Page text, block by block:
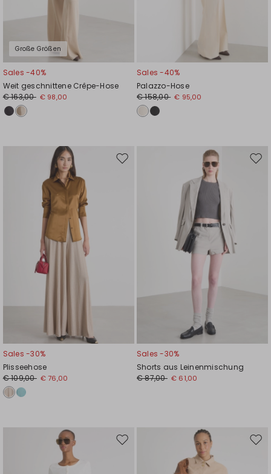
Große Größen
Sales -40%
Weit geschnittene Crêpe-Hose
€ 163,00 € 98,00
Sales -40%
Palazzo-Hose
€ 158,00 € 95,00
Auf
Sales -30%
Plisseehose
€ 109,00 € 76,00
Auf
Sales -30%
Shorts aus Leinenmischung
€ 87,00 € 61,00
Auf
Auf